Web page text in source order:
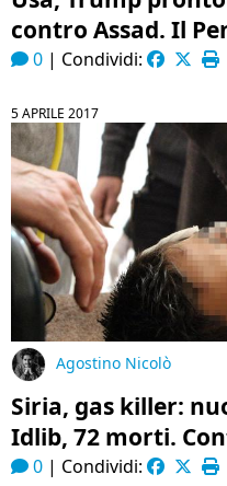
contro Assad. Il
0 | Condividi:
5 APRILE 2017
Agostino Nicolò
Siria, gas killer:
Idlib, 72 morti.
0 | Condividi: